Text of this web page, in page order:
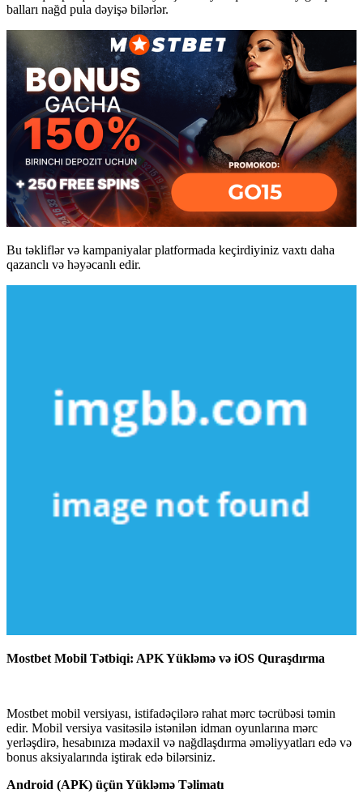
balları nağd pula dəyişə bilərlər.
Bu təkliflər və kampaniyalar platformada keçirdiyiniz vaxtı daha
qazanclı və həyəcanlı edir.
Mostbet Mobil Tətbiqi: APK Yükləmə və iOS Quraşdırma
Mostbet mobil versiyası, istifadəçilərə rahat mərc təcrübəsi təmin
edir. Mobil versiya vasitəsilə istənilən idman oyunlarına mərc
yerləşdirə, hesabınıza mədaxil və nağdlaşdırma əməliyyatları edə və
bonus aksiyalarında iştirak edə bilərsiniz.
Android (APK) üçün Yükləmə Təlimatı